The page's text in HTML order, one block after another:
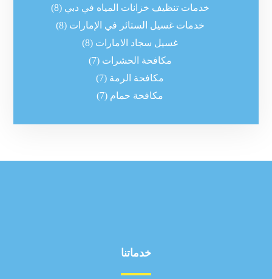
خدمات تنظيف خزانات المياه في دبي (8)
خدمات غسيل الستائر في الإمارات (8)
غسيل سجاد الامارات (8)
مكافحة الحشرات (7)
مكافحة الرمة (7)
مكافحة حمام (7)
خدماتنا